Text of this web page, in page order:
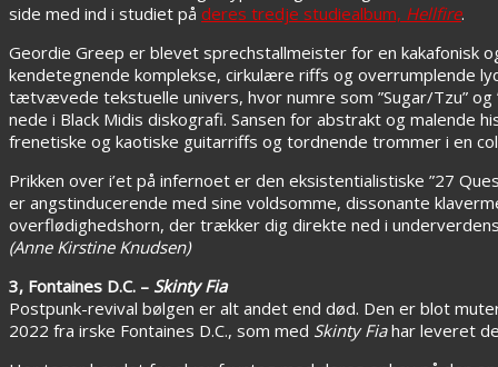
side med ind i studiet på deres tredje studiealbum, Hellfire.
Geordie Greep er blevet sprechstallmeister for en kakafonisk
kendetegnende komplekse, cirkulære riffs og overrumplende
tætvævede tekstuelle univers, hvor numre som ”Sugar/Tzu”
nede i Black Midis diskografi. Sansen for abstrakt og
frenetiske og kaotiske guitarriffs og tordnende trommer i en
Prikken over i’et på infernoet er den eksistentialistiske ”27
er angstinducerende med sine voldsomme, dissonante
overflødighedshorn, der trækker dig direkte ned i
(Anne Kirstine Knudsen)
3, Fontaines D.C. – Skinty Fia
Postpunk-revival bølgen er alt andet end død. Den er blot
2022 fra irske Fontaines D.C., som med Skinty Fiahar leveret